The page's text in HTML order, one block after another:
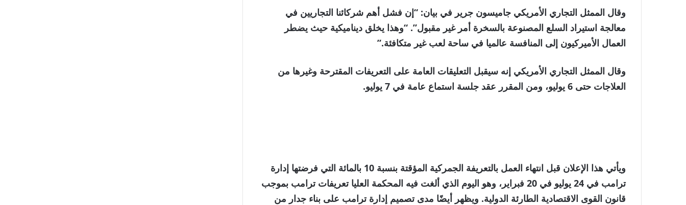
وقال الممثل التجاري الأمريكي جاميسون جرير في بيان: “إن فشل أهم شركائنا التجاريين في
معالجة استيراد السلع المصنوعة بالسخرة أمر غير مقبول”. “وهذا يخلق ديناميكية حيث يضطر
العمال الأميركيون إلى المنافسة عالميا في ساحة لعب غير متكافئة.”
وقال الممثل التجاري الأمريكي إنه سيقبل التعليقات العامة على التعريفات المقترحة وغيرها من
العلاجات حتى 6 يوليو، ومن المقرر عقد جلسة استماع عامة في 7 يوليو.
ويأتي هذا الإعلان قبل انتهاء العمل بالتعريفة الجمركية المؤقتة بنسبة 10 بالمائة التي فرضتها إدارة
ترامب في 24 يوليو في 20 فبراير، وهو اليوم الذي ألغت فيه المحكمة العليا تعريفات ترامب بموجب
قانون القوى الاقتصادية الطارئة الدولية. ويظهر أيضًا مدى تصميم إدارة ترامب على بناء جدار من